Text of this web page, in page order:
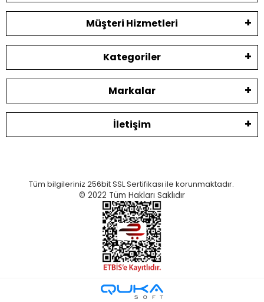
Müşteri Hizmetleri
Kategoriler
Markalar
İletişim
Tüm bilgileriniz 256bit SSL Sertifikası ile korunmaktadır.
© 2022 Tüm Hakları Saklıdır